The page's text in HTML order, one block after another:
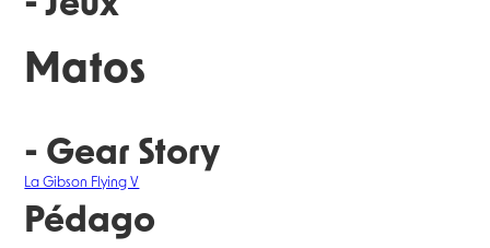
Matos
- Gear Story
La Gibson Flying V
Pédago